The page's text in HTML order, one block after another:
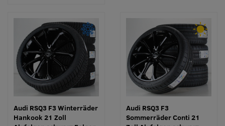
Audi RSQ3 F3 Winterräder
Hankook 21 Zoll
Audi RSQ3 F3
Sommerräder Conti 21